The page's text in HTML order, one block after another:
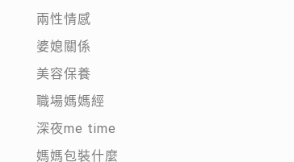
兩性情感
婆媳關係
美容保養
職場媽媽經
深夜me time
媽媽包裝什麼